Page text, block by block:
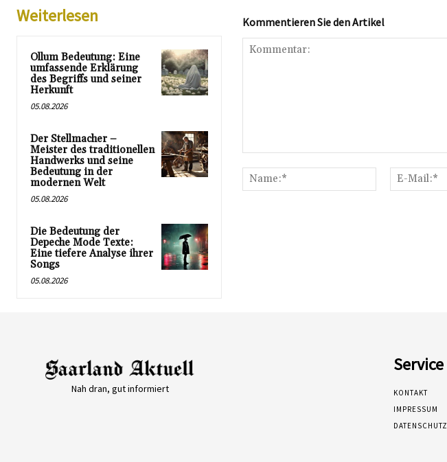
Weiterlesen
Ollum Bedeutung: Eine
umfassende Erklärung
des Begriffs und seiner
Herkunft
05.08.2026
Der Stellmacher –
Meister des traditionellen
Handwerks und seine
Bedeutung in der
modernen Welt
05.08.2026
Die Bedeutung der
Depeche Mode Texte:
Eine tiefere Analyse ihrer
Songs
05.08.2026
Kommentieren Sie den Artikel
Name:*
Nah dran, gut informiert
Service
KONTAKT
IMPRESSUM
DATENSCHUTZ